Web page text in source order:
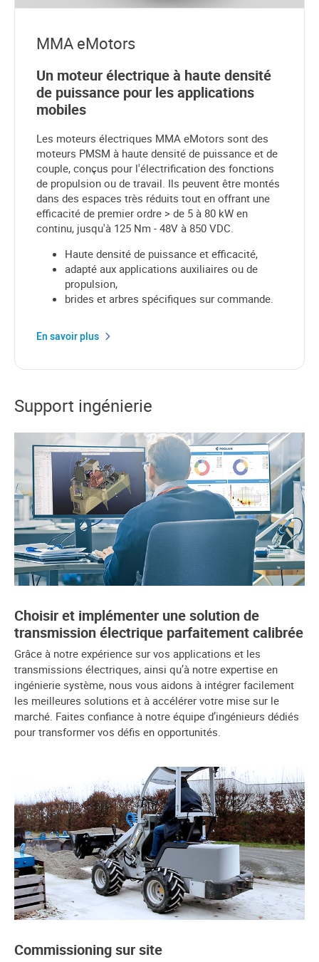
MMA eMotors
Un moteur électrique à haute densité
de puissance pour les applications
mobiles
Les moteurs électriques MMA eMotors sont des
moteurs PMSM à haute densité de puissance et de
couple, conçus pour l'électrification des fonctions
de propulsion ou de travail. Ils peuvent être montés
dans des espaces très réduits tout en offrant une
efficacité de premier ordre > de 5 à 80 kW en
continu, jusqu'à 125 Nm - 48V à 850 VDC.
Haute densité de puissance et efficacité,
adapté aux applications auxiliaires ou de
propulsion,
brides et arbres spécifiques sur commande.
En savoir plus
Support ingénierie
Choisir et implémenter une solution de
transmission électrique parfaitement calibrée
Grâce à notre expérience sur vos applications et les
transmissions électriques, ainsi qu’à notre expertise en
ingénierie système, nous vous aidons à intégrer facilement
les meilleures solutions et à accélérer votre mise sur le
marché. Faites confiance à notre équipe d’ingénieurs dédiés
pour transformer vos défis en opportunités.
Commissioning sur site